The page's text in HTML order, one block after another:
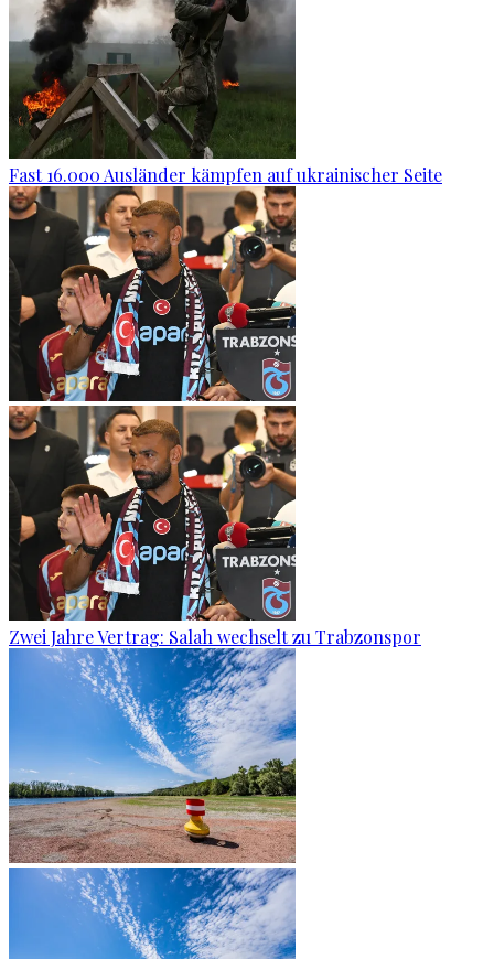
Fast 16.000 Ausländer kämpfen auf ukrainischer Seite
Zwei Jahre Vertrag: Salah wechselt zu Trabzonspor